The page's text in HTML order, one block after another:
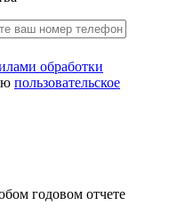
обработки
пользовательское
годовом отчете